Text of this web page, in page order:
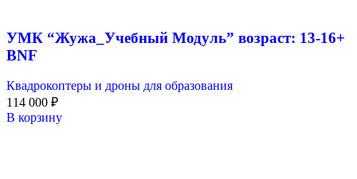
УМК “Жужа_Учебный Модуль” возраст: 13-16+
BNF
Квадрокоптеры и дроны для образования
114 000 ₽
В корзину